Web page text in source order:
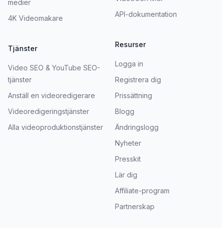
medier
4K Videomakare
Tjänster
Video SEO & YouTube SEO-
tjänster
Anställ en videoredigerare
Videoredigeringstjänster
Alla videoproduktionstjänster
API-dokumentation
Resurser
Logga in
Registrera dig
Prissättning
Blogg
Ändringslogg
Nyheter
Presskit
Lär dig
Affiliate-program
Partnerskap